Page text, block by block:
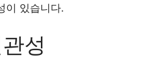
이 있습니다.
성